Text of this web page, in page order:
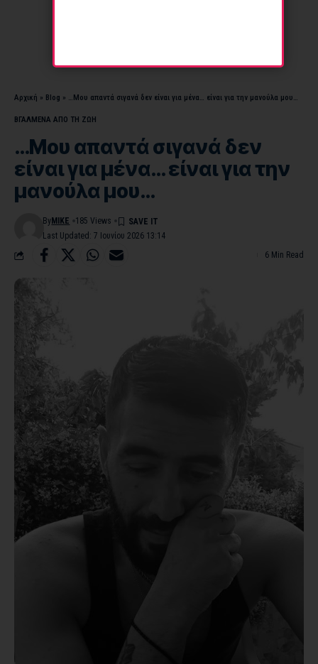
Αρχική » Blog » …Μου απαντά σιγανά δεν είναι για μένα… είναι για την μανούλα μου…
ΒΓΑΛΜΕΝΑ ΑΠΟ ΤΗ ΖΩΗ
…Μου απαντά σιγανά δεν
είναι για μένα… είναι για την
μανούλα μου…
Last Updated: 7 Ιουνίου 2026 13:14
By MIKE 185 Views
6 Min Read